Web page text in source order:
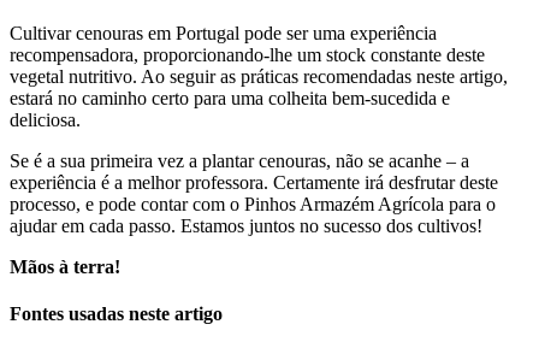
Cultivar cenouras em Portugal pode ser uma experiência
recompensadora, proporcionando-lhe um stock constante deste
vegetal nutritivo. Ao seguir as práticas recomendadas neste artigo,
estará no caminho certo para uma colheita bem-sucedida e
deliciosa.
Se é a sua primeira vez a plantar cenouras, não se acanhe – a
experiência é a melhor professora. Certamente irá desfrutar deste
processo, e pode contar com o Pinhos Armazém Agrícola para o
ajudar em cada passo. Estamos juntos no sucesso dos cultivos!
Mãos à terra!
Fontes usadas neste artigo